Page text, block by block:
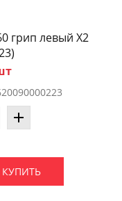
грип левый X2
КУПИТЬ